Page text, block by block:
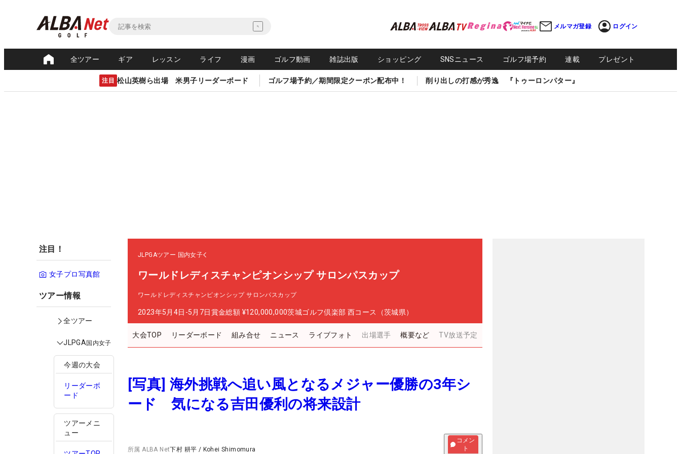
メルマガ登録 ログイン
全ツアー ギア レッスン ライフ 漫画 ゴルフ動画 雑誌出版 ショッピング SNSニュース ゴルフ場予約 連載 プレゼント
注目 松山英樹ら出場 米男子リーダーボード ゴルフ場予約／期間限定クーポン配布中！ 削り出しの打感が秀逸 『トゥーロンパター』
注目！
女子プロ写真館
ツアー情報
全ツアー
JLPGA国内女子
今週の大会
リーダーボ
ード
ツアーメニ
ュー
JLPGAツアー 国内女子
ワールドレディスチャンピオンシップ サロンパスカップ
ワールドレディスチャンピオンシップ サロンパスカップ
2023年5月4日-5月7日賞金総額 ¥120,000,000茨城ゴルフ倶楽部 西コース（茨城県）
大会TOP リーダーボード 組み合せ ニュース ライブフォト 出場選手 概要など TV放送予定
[写真] 海外挑戦へ追い風となるメジャー優勝の3年シ
ード 気になる吉田優利の将来設計
所属ALBA Net下村 耕平 / Kohei Shimomura
コメン
ト